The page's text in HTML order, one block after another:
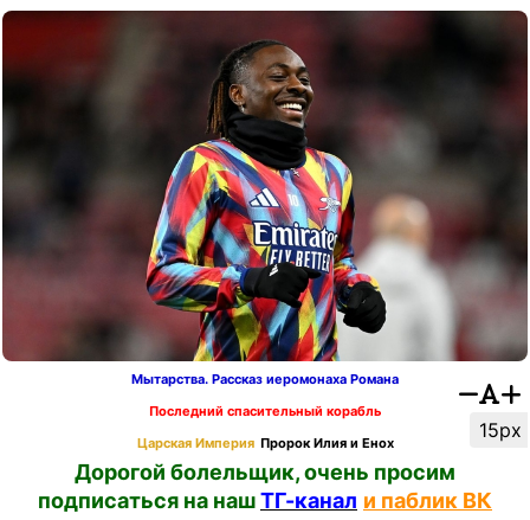
15px
Мытарства. Рассказ иеромонаха Романа
Последний спасительный корабль
Царская Империя Пророк Илия и Енох
Дорогой болельщик, очень просим
подписаться на нашТГ-канал и паблик ВК